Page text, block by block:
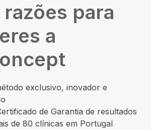
razões para
a
exclusivo, inovador e
de Garantia de resultados
de 80 clínicas em Portugal